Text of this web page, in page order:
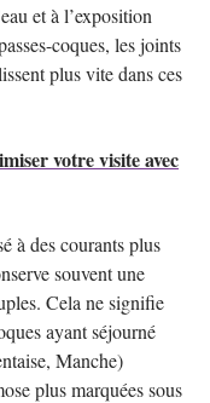
et à l’exposition
coques, les joints
plus vite dans ces
votre visite avec
à des courants plus
souvent une
Cela ne signifie
ayant séjourné
Manche)
plus marquées sous